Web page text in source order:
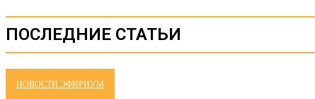
ПОСЛЕДНИЕ СТАТЬИ
НОВОСТИ ЭФИРИУМ